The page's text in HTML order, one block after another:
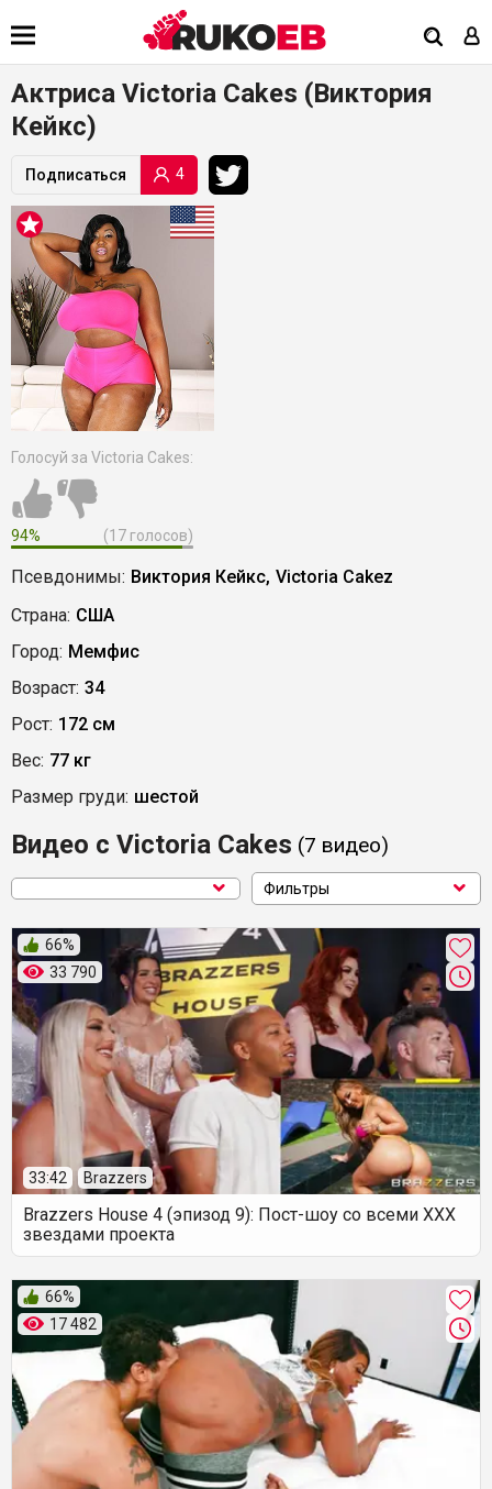
Актриса Victoria Cakes (Виктория
Кейкс)
Подписаться 4
Голосуй за Victoria Cakes:
94% (17 голосов)
Псевдонимы: Виктория Кейкс, Victoria Cakez
Страна: США
Город: Мемфис
Возраст: 34
Рост: 172 см
Вес: 77 кг
Размер груди: шестой
Видео с Victoria Cakes (7 видео)
Фильтры
33 790
66%
33:42 Brazzers
Brazzers House 4 (эпизод 9): Пост-шоу со всеми ХХХ
звездами проекта
17 482
66%